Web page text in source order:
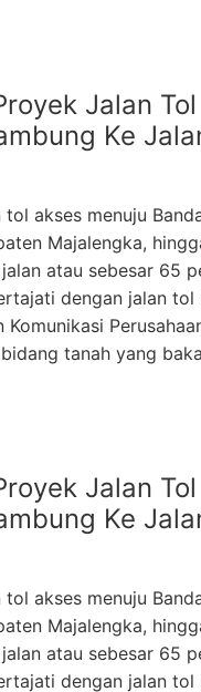
Jalan
Ke
akses menuju
Majalengka,
atau sebesar 65
dengan jalan
tanah yang
Jalan
Ke
akses menuju
Majalengka,
atau sebesar 65
dengan jalan